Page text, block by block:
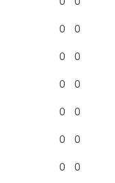
0 0
0 0
0 0
0 0
0 0
0 0